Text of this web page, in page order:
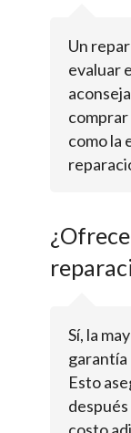
Un
evaluar
como la
Sí, la
garantía
Esto